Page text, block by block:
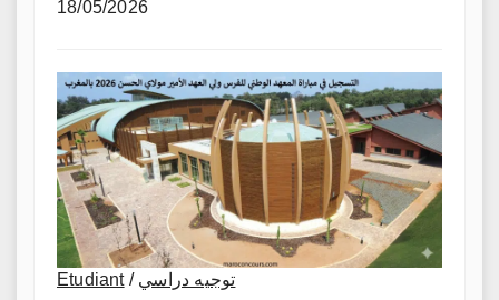
18/05/2026
Etudiant/ توجيه دراسي